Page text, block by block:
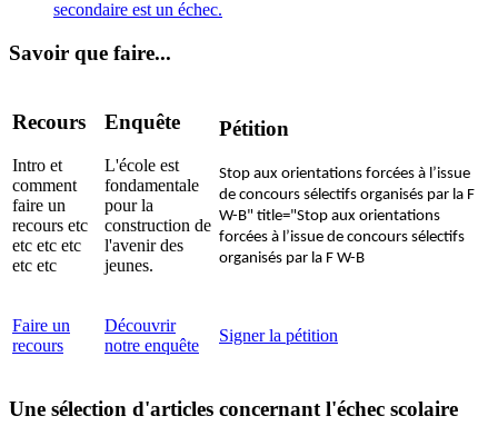
secondaire est un échec.
Savoir que faire...
Recours
Intro et
comment
faire un
recours etc
etc etc etc
etc etc
Enquête
L'école est
fondamentale
pour la
construction de
l'avenir des
jeunes.
Pétition
Stop aux orientations forcées à l’issue
de concours sélectifs organisés par la F
W-B" title="Stop aux orientations
forcées à l’issue de concours sélectifs
organisés par la F W-B
Faire un
recours
Découvrir
notre enquête
Signer la pétition
Une sélection d'articles concernant l'échec scolaire